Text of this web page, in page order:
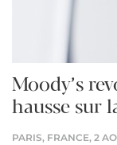
Moody’s
hausse sur
PARIS, FRANCE, 2